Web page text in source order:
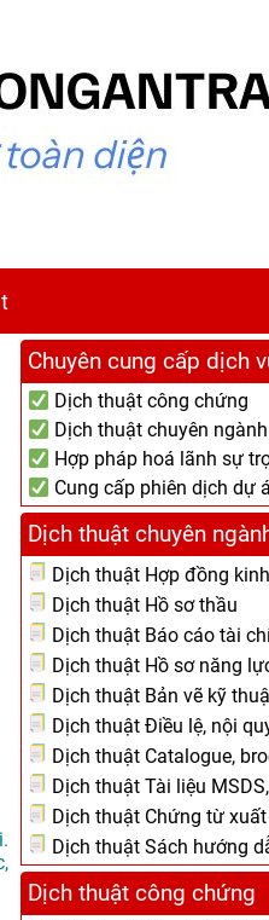
Chuyên cung cấp dịch
Dịch thuật công chứng
Dịch thuật chuyên ngành
Hợp pháp hoá lãnh sự
Cung cấp phiên dịch dự
Dịch thuật chuyên
Dịch thuật Hợp đồng
Dịch thuật Hồ sơ thầu
Dịch thuật Báo cáo tài
Dịch thuật Hồ sơ năng
Dịch thuật Bản vẽ kỹ
Dịch thuật Điều lệ, nội
Dịch thuật Catalogue,
Dịch thuật Tài liệu
Dịch thuật Chứng từ
Dịch thuật Sách hướng
Dịch thuật công chứng